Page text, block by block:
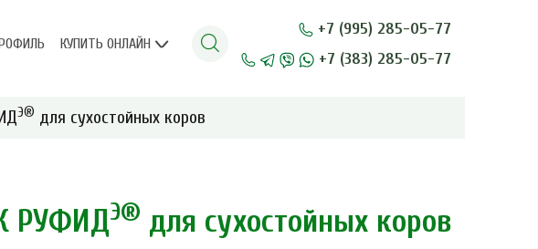
КУПИТЬ ОНЛАЙН
+7 (995) 285-05-77
+7 (383) 285-05-77
Э® для сухостойных коров
РУФИДЭ® для сухостойных коров